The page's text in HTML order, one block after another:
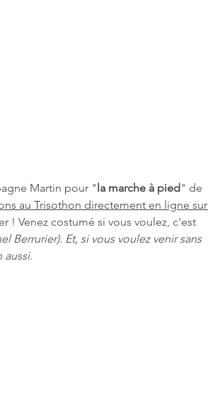
Martin pour "la marche à pied" de
au Trisothon directement en ligne sur
! Venez costumé si vous voulez, c'est
Berrurier). Et, si vous voulez venir sans